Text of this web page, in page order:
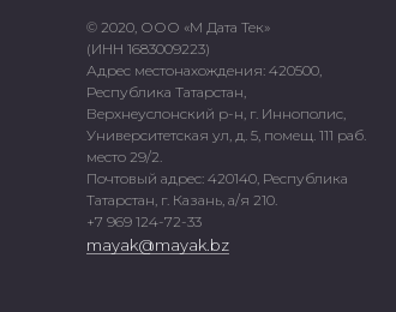
© 2020, ООО «М Дата Тек»
(ИНН 1683009223)
Адрес местонахождения: 420500,
Республика Татарстан,
Верхнеуслонский р-н, г. Иннополис,
Университетская ул, д. 5, помещ. 111 раб.
место 29/2.
Почтовый адрес: 420140, Республика
Татарстан, г. Казань, а/я 210.
+7 969 124-72-33
mayak@mayak.bz